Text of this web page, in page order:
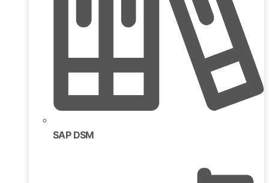
SAP DSM